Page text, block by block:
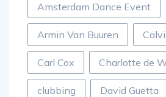
Amsterdam Dance Event
Armin Van Buuren
Carl Cox Charlotte de
clubbing David Guetta